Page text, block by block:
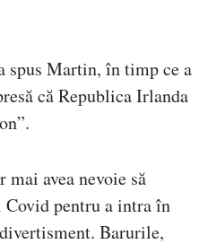
spus Martin, în timp ce a
că Republica Irlanda
avea nevoie să
pentru a intra în
Barurile,